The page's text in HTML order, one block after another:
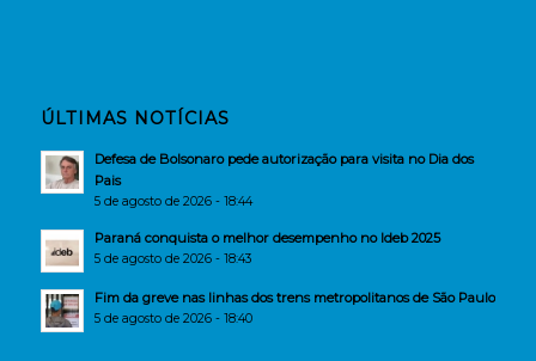
ÚLTIMAS NOTÍCIAS
Defesa de Bolsonaro pede autorização para visita no Dia dos
Pais
5 de agosto de 2026 - 18:44
Paraná conquista o melhor desempenho no Ideb 2025
5 de agosto de 2026 - 18:43
Fim da greve nas linhas dos trens metropolitanos de São Paulo
5 de agosto de 2026 - 18:40